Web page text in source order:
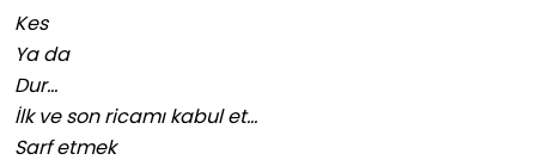
Kes
Ya da
Dur…
İlk ve son ricamı kabul et…
Sarf etmek